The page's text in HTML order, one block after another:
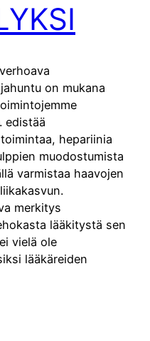
on mukana
edistää
hepariinia
muodostumista
varmistaa haavojen
merkitys
lääkitystä sen
vielä ole
lääkäreiden